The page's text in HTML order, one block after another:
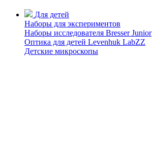
Для детей
Наборы для экспериментов
Наборы исследователя Bresser Junior
Оптика для детей Levenhuk LabZZ
Детские микроскопы